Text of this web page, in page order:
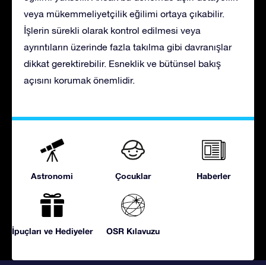
veya mükemmeliyetçilik eğilimi ortaya çıkabilir.
İşlerin sürekli olarak kontrol edilmesi veya
ayrıntıların üzerinde fazla takılma gibi davranışlar
dikkat gerektirebilir. Esneklik ve bütünsel bakış
açısını korumak önemlidir.
Astronomi Çocuklar Haberler
İpuçları ve Hediyeler OSR Kılavuzu